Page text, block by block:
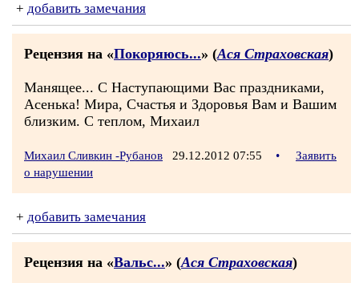
+ добавить замечания
Рецензия на «Покоряюсь...» (Ася Страховская)
Манящее... С Наступающими Вас праздниками,
Асенька! Мира, Счастья и Здоровья Вам и Вашим
близким. С теплом, Михаил
Михаил Сливкин -Рубанов 29.12.2012 07:55 •
Заявить
о нарушении
+ добавить замечания
Рецензия на «Вальс...» (Ася Страховская)